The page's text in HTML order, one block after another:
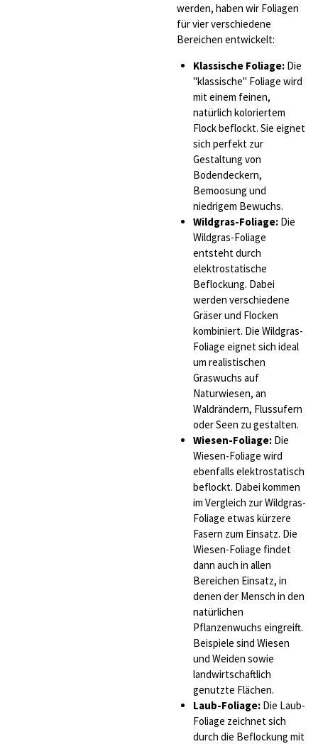
werden, haben wir Foliagen
für vier verschiedene
Bereichen entwickelt:
Klassische Foliage:Die
"klassische" Foliage wird
mit einem feinen,
natürlich koloriertem
Flock beflockt. Sie eignet
sich perfekt zur
Gestaltung von
Bodendeckern,
Bemoosung und
niedrigem Bewuchs.
Wildgras-Foliage:Die
Wildgras-Foliage
entsteht durch
elektrostatische
Beflockung. Dabei
werden verschiedene
Gräser und Flocken
kombiniert. Die Wildgras-
Foliage eignet sich ideal
um realistischen
Graswuchs auf
Naturwiesen, an
Waldrändern, Flussufern
oder Seen zu gestalten.
Wiesen-Foliage:Die
Wiesen-Foliage wird
ebenfalls elektrostatisch
beflockt. Dabei kommen
im Vergleich zur Wildgras-
Foliage etwas kürzere
Fasern zum Einsatz. Die
Wiesen-Foliage findet
dann auch in allen
Bereichen Einsatz, in
denen der Mensch in den
natürlichen
Pflanzenwuchs eingreift.
Beispiele sind Wiesen
und Weiden sowie
landwirtschaftlich
genutzte Flächen.
Laub-Foliage:Die Laub-
Foliage zeichnet sich
durch die Beflockung mit